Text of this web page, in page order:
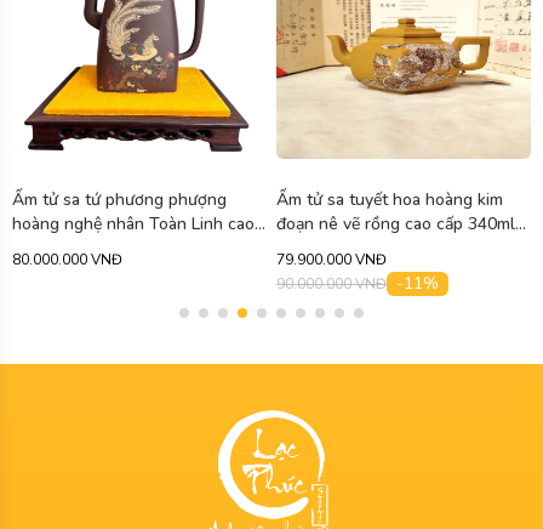
Ấm tử sa tứ phương phượng
hoàng nghệ nhân Toàn Linh cao
80.000.000 VNĐ
Ấm tử sa tuyết hoa hoàng kim
đoạn nê vẽ rồng cao cấp 340ml
79.900.000 VNĐ
90.000.000 VNĐ -11%